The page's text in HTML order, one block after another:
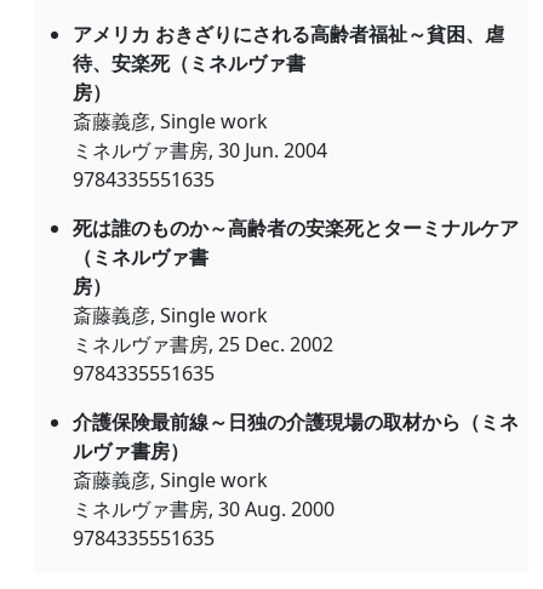
アメリカ おきざりにされる高齢者福祉～貧困、虐
待、安楽死（ミネルヴァ書
房）
斎藤義彦, Single work
ミネルヴァ書房, 30 Jun. 2004
9784335551635
死は誰のものか～高齢者の安楽死とターミナルケア
（ミネルヴァ書
房）
斎藤義彦, Single work
ミネルヴァ書房, 25 Dec. 2002
9784335551635
介護保険最前線～日独の介護現場の取材から（ミネ
ルヴァ書房）
斎藤義彦, Single work
ミネルヴァ書房, 30 Aug. 2000
9784335551635